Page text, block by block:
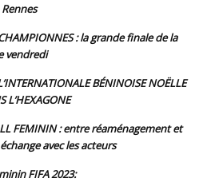
CHAMPIONNES : la grande finale de la
vendredi
BÉNINOISE NOËLLE
L’HEXAGONE
FEMININ : entre réaménagement et
avec les acteurs
FIFA 2023: